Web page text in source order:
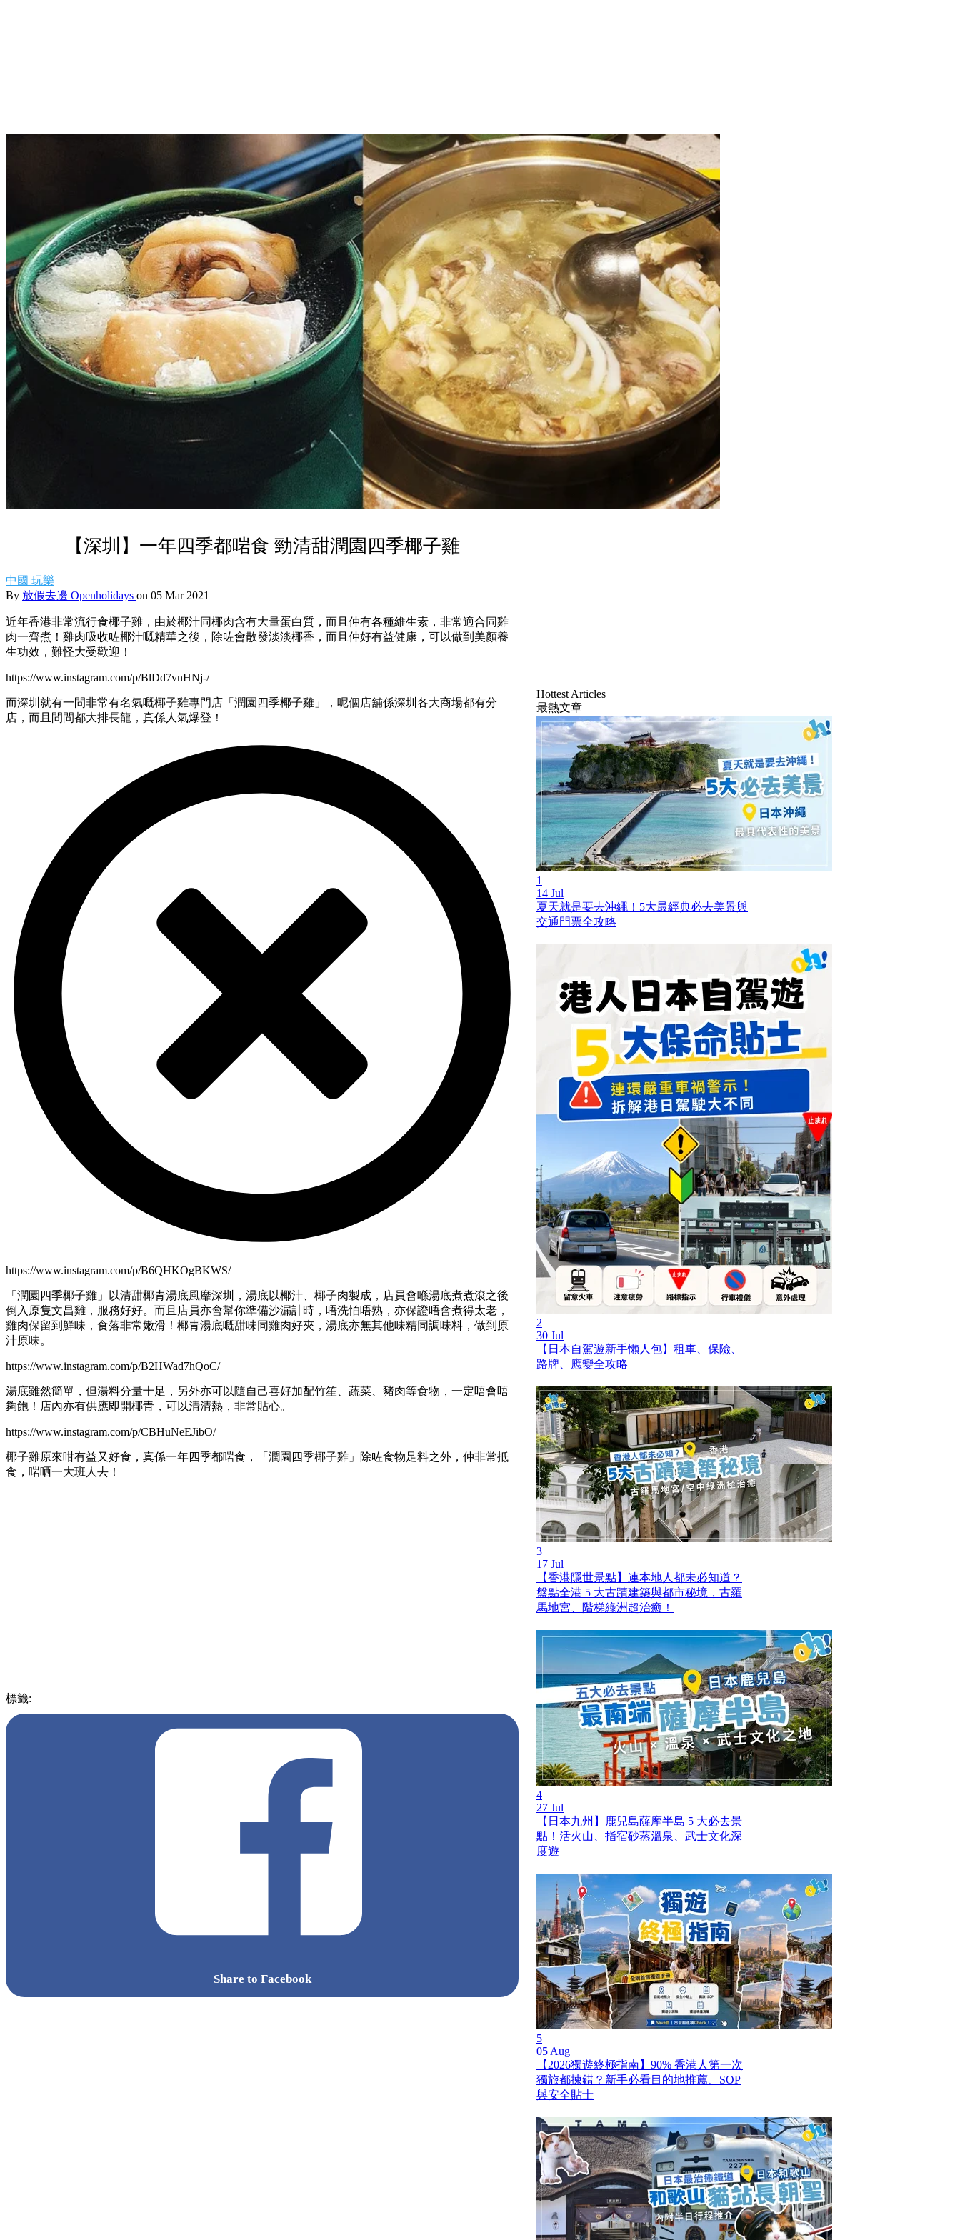
【深圳】一年四季都啱食 勁清甜潤園四季椰子雞
中國 玩樂
By 放假去邊 Openholidays on 05 Mar 2021
近年香港非常流行食椰子雞，由於椰汁同椰肉含有大量蛋白質，而且仲有各種維生素，非常適合同雞
肉一齊煮！雞肉吸收咗椰汁嘅精華之後，除咗會散發淡淡椰香，而且仲好有益健康，可以做到美顏養
生功效，難怪大受歡迎！
https://www.instagram.com/p/BlDd7vnHNj-/
而深圳就有一間非常有名氣嘅椰子雞專門店「潤園四季椰子雞」，呢個店舖係深圳各大商場都有分
店，而且間間都大排長龍，真係人氣爆登！
https://www.instagram.com/p/B6QHKOgBKWS/
「潤園四季椰子雞」以清甜椰青湯底風靡深圳，湯底以椰汁、椰子肉製成，店員會喺湯底煮煮滾之後
倒入原隻文昌雞，服務好好。而且店員亦會幫你準備沙漏計時，唔洗怕唔熟，亦保證唔會煮得太老，
雞肉保留到鮮味，食落非常嫩滑！椰青湯底嘅甜味同雞肉好夾，湯底亦無其他味精同調味料，做到原
汁原味。
https://www.instagram.com/p/B2HWad7hQoC/
湯底雖然簡單，但湯料分量十足，另外亦可以隨自己喜好加配竹笙、蔬菜、豬肉等食物，一定唔會唔
夠飽！店內亦有供應即開椰青，可以清清熱，非常貼心。
https://www.instagram.com/p/CBHuNeEJibO/
椰子雞原來咁有益又好食，真係一年四季都啱食，「潤園四季椰子雞」除咗食物足料之外，仲非常抵
食，啱哂一大班人去！
標籤:
Share to Facebook
Hottest Articles
最熱文章
1
14 Jul
夏天就是要去沖繩！5大最經典必去美景與
交通門票全攻略
2
30 Jul
【日本自駕遊新手懶人包】租車、保險、
路牌、應變全攻略
3
17 Jul
【香港隱世景點】連本地人都未必知道？
盤點全港 5 大古蹟建築與都市秘境，古羅
馬地宮、階梯綠洲超治癒！
4
27 Jul
【日本九州】鹿兒島薩摩半島 5 大必去景
點！活火山、指宿砂蒸溫泉、武士文化深
度遊
5
05 Aug
【2026獨遊終極指南】90% 香港人第一次
獨旅都揀錯？新手必看目的地推薦、SOP
與安全貼士